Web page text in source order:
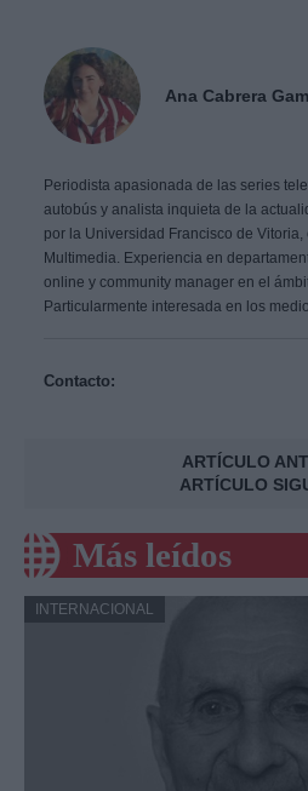
Ana Cabrera
Periodista apasionada de las series
autobús y analista inquieta de la
por la Universidad Francisco de
Multimedia. Experiencia en
online y community manager en el
Particularmente interesada en los
Contacto:
ARTÍCULO
ARTÍCULO
Más leídos
INTERNACIONAL